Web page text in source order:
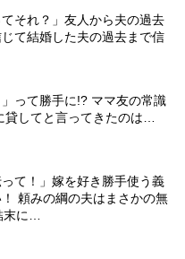
てそれ？」友人から夫の過去
て結婚した夫の過去まで信
」って勝手に!? ママ友の常識
してと言ってきたのは…
って！」嫁を好き勝手使う義
頼みの綱の夫はまさかの無
に…